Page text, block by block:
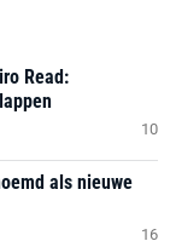
Read:
10
als nieuwe
16